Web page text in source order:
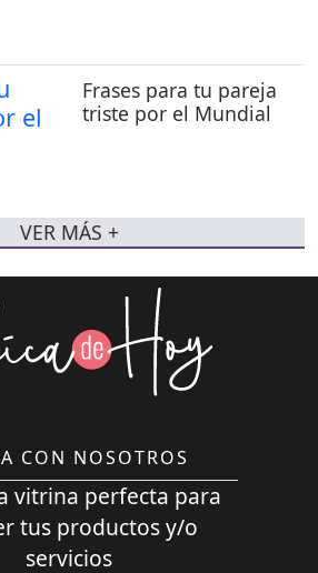
Frases para tu pareja
triste por el Mundial
VER MÁS +
CON NOSOTROS
vitrina perfecta para
tus productos y/o
servicios